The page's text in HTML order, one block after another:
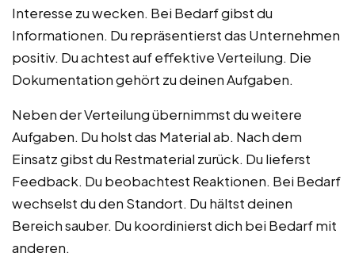
Interesse zu wecken. Bei Bedarf gibst du
Informationen. Du repräsentierst das Unternehmen
positiv. Du achtest auf effektive Verteilung. Die
Dokumentation gehört zu deinen Aufgaben.
Neben der Verteilung übernimmst du weitere
Aufgaben. Du holst das Material ab. Nach dem
Einsatz gibst du Restmaterial zurück. Du lieferst
Feedback. Du beobachtest Reaktionen. Bei Bedarf
wechselst du den Standort. Du hältst deinen
Bereich sauber. Du koordinierst dich bei Bedarf mit
anderen.